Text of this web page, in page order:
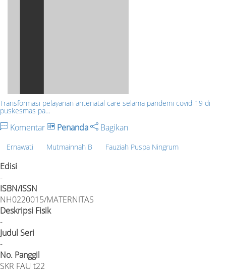
Transformasi pelayanan antenatal care selama pandemi covid-19 di
puskesmas pa…
Komentar Penanda Bagikan
Ernawati Mutmainnah B Fauziah Puspa Ningrum
Edisi
-
ISBN/ISSN
NH0220015/MATERNITAS
Deskripsi Fisik
-
Judul Seri
-
No. Panggil
SKR FAU t22